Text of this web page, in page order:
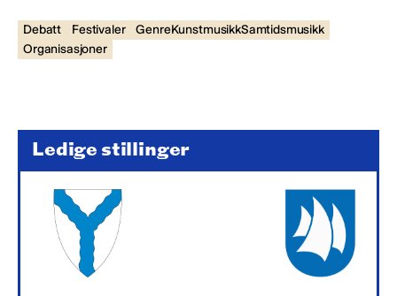
Debatt Festivaler
GenreKunstmusikkSamtidsmusikk
Organisasjoner
Ledige stillinger